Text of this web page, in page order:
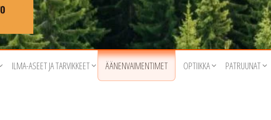
ILMA-ASEET JA TARVIKKEET ÄÄNENVAIMENTIMET OPTIIKKA PATRUUNAT